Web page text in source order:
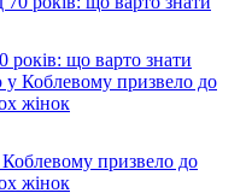
років: що варто знати
призвело до
жінок